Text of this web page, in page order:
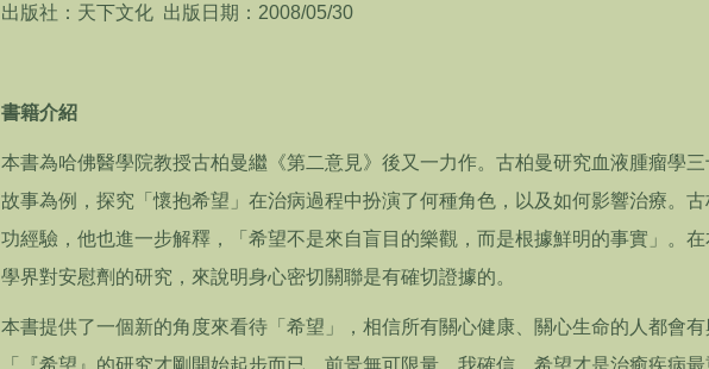
出版社：天下文化 出版日期：2008/05/30
書籍介紹
本書為哈佛醫學院教授古柏曼繼《第二意見》後又一力作。古柏曼研究血液腫瘤學
故事為例，探究「懷抱希望」在治病過程中扮演了何種角色，以及如何影響治療。
功經驗，他也進一步解釋，「希望不是來自盲目的樂觀，而是根據鮮明的事實」。
學界對安慰劑的研究，來說明身心密切關聯是有確切證據的。
本書提供了一個新的角度來看待「希望」，相信所有關心健康、關心生命的人都會有